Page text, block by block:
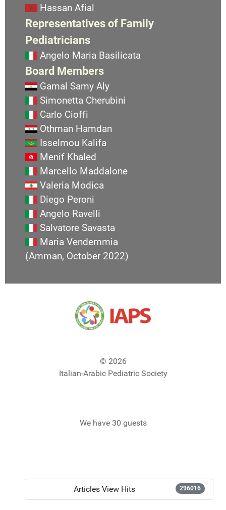
Hassan Afial
Representatives of Family
Pediatricians
Angelo Maria Basilicata
Board Members
Gamal Samy Aly
Simonetta Cherubini
Carlo Cioffi
Othman Hamdan
Isselmou Kalifa
Menif Khaled
Marcello Maddalone
Valeria Modica
Diego Peroni
Angelo Ravelli
Salvatore Savasta
Maria Vendemmia
(Amman, October 2022)
© 2026
Italian-Arabic Pediatric Society
We have 30 guests
Articles View Hits 296016